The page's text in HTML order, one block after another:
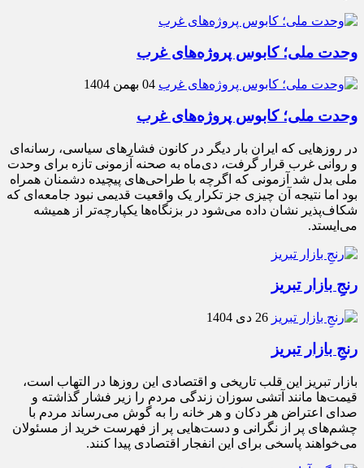
وحدت ملی؛ کابوس پروژه‌های غرب
04 بهمن 1404
وحدت ملی؛ کابوس پروژه‌های غرب
در روزهایی که ایران بار دیگر در کانون فشارهای سیاسی، رسانه‌ای
و روانی غرب قرار گرفت، دی‌ماه به صحنه آزمونی تازه برای وحدت
ملی بدل شد آزمونی که اگرچه با طراحی‌های پیچیده دشمنان همراه
بود اما نتیجه آن چیزی جز تکرار یک واقعیت قدیمی نبود جامعه‌ای که
شکاف‌پذیر نشان داده می‌شود در بزنگاه‌ها یکپارچه‌تر از همیشه
می‌ایستد.
رنجِ بازار تبریز
26 دی 1404
رنجِ بازار تبریز
بازار تبریز این قلب تاریخی و اقتصادی این روزها در التهاب است،
قیمت‌ها مانند آتشی سوزان زندگی مردم را زیر فشار گذاشته و
صدای اعتراض هر دکان و هر خانه را به گوش می‌رساند مردم با
چشم‌های پر از نگرانی و دست‌هایی پر از فهرست خرید از مسئولان
می‌خواهند پاسخی برای این انفجار اقتصادی پیدا کنند.